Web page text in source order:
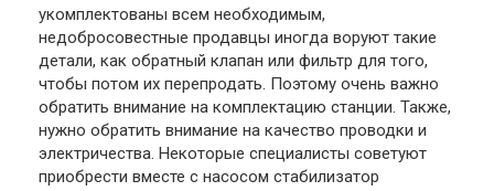
укомплектованы всем необходимым,
недобросовестные продавцы иногда воруют такие
детали, как обратный клапан или фильтр для того,
чтобы потом их перепродать. Поэтому очень важно
обратить внимание на комплектацию станции. Также,
нужно обратить внимание на качество проводки и
электричества. Некоторые специалисты советуют
приобрести вместе с насосом стабилизатор